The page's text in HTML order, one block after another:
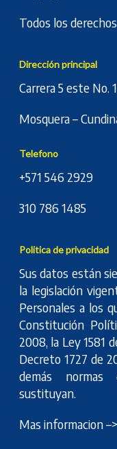
Todos los
Dirección principal
Carrera 5 este No.
Mosquera –
Telefono
+571 546 2929
310 786 1485
Politica de privacidad
Sus datos están
la legislación
Personales a los
Constitución
2008, la Ley 1581
Decreto 1727 de
demás normas
sustituyan.
Mas informacion –>